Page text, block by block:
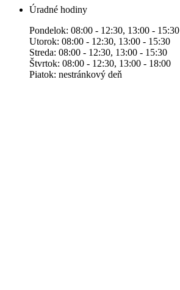
Úradné hodiny
Pondelok: 08:00 - 12:30, 13:00 - 15:30
Utorok: 08:00 - 12:30, 13:00 - 15:30
Streda: 08:00 - 12:30, 13:00 - 15:30
Štvrtok: 08:00 - 12:30, 13:00 - 18:00
Piatok: nestránkový deň